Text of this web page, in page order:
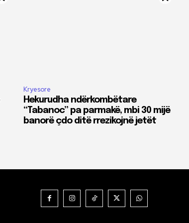
Kryesore
Hekurudha ndërkombëtare
“Tabanoc” pa parmakë, mbi 30 mijë
banorë çdo ditë rrezikojnë jetët